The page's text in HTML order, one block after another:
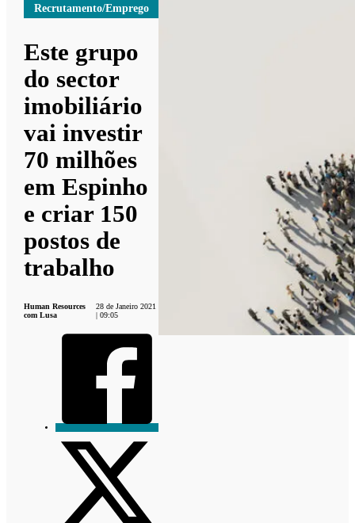
Recrutamento/Emprego
Este grupo
do sector
imobiliário
vai investir
70 milhões
em Espinho
e criar 150
postos de
trabalho
Human Resources
com Lusa
28 de Janeiro 2021
| 09:05